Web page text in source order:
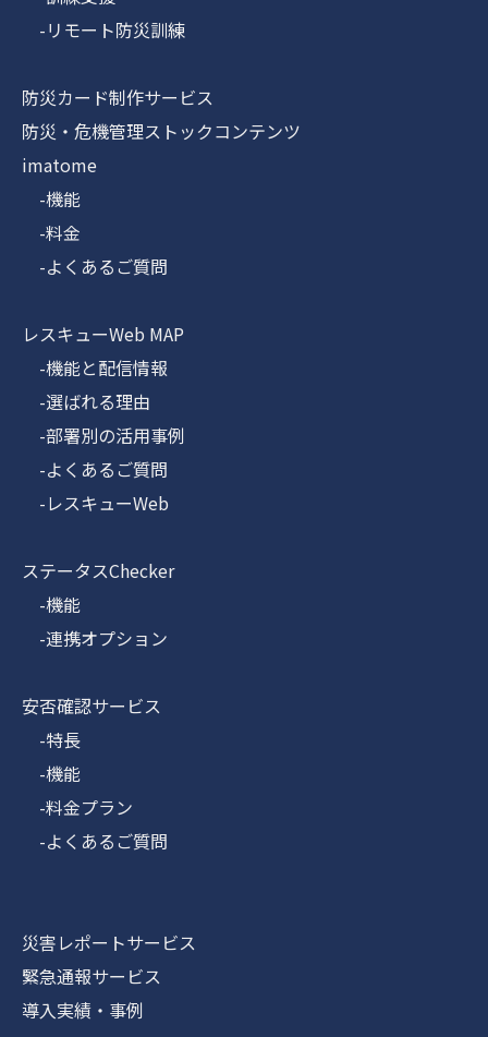
-リモート防災訓練
防災カード制作サービス
防災・危機管理ストックコンテンツ
imatome
-機能
-料金
-よくあるご質問
レスキューWeb MAP
-機能と配信情報
-選ばれる理由
-部署別の活用事例
-よくあるご質問
-レスキューWeb
ステータスChecker
-機能
-連携オプション
安否確認サービス
-特長
-機能
-料金プラン
-よくあるご質問
災害レポートサービス
緊急通報サービス
導入実績・事例